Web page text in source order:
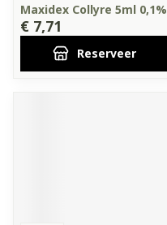
Maxidex Collyre 5ml 0,1%
€ 7,71
Reserveer